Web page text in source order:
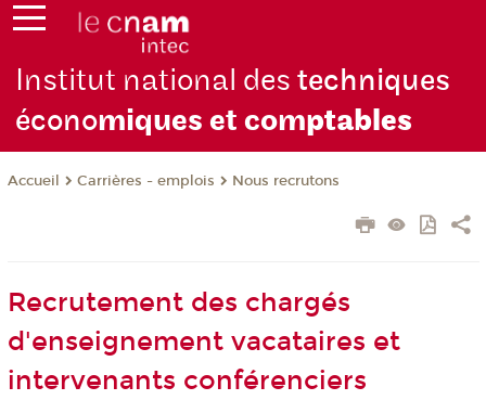
Institut national destechniques
économiques et comptables
Accueil Carrières - emplois Nous recrutons
Recrutement des chargés
d'enseignement vacataires et
intervenants conférenciers